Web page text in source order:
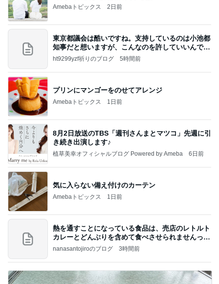
Amebaトピックス 2日前
東京都議会は酷いですね。支持しているのは小池都
知事だと想いますが、こんなのを許していいんです
か？
ht9299yzf祈りのブログ 5時間前
プリンにマンゴーをのせてアレンジ
Amebaトピックス 1日前
8月2日放送のTBS「週刊さんまとマツコ」先週に引
き続き出演します♪
植草美幸オフィシャルブログ Powered by Ameba 6日前
気に入らない備え付けのカーテン
Amebaトピックス 1日前
熱を通すことになっている食品は、売店のレトルト
カレーとどんぶりを含めて食べさせられませんっ
て、男
nanasantojiroのブログ 3時間前